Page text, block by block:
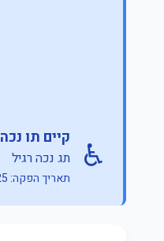
♿ קיים תו נכה
תג נכה רגיל
תאריך הפקה: 26/10/2025